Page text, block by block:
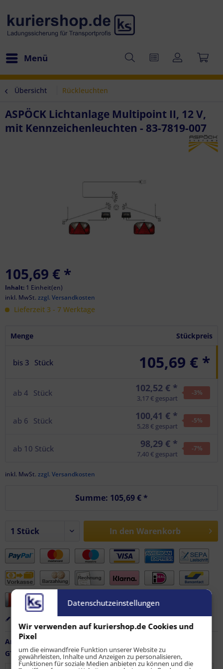
Menü
Übersicht Rückleuchten
ASPÖCK Lichtanlage Multipoint II, 12 V,
mit Kennzeichenleuchten - 83-7819-007
105,69 € *
Inhalt: 1 Einheit(en)
inkl. MwSt. zzgl. Versandkosten
Lieferzeit 3 - 7 Werktage
Menge Stückpreis
bis 3 Stück 105,69 € *
ab 4 Stück 102,52 € *
3,17 € gespart
-3%
ab 6 Stück 100,41 € *
5,28 € gespart
-5%
ab 10 Stück 98,29 € *
7,40 € gespart
-7%
inkl. MwSt. zzgl. Versandkosten
Summe: 105,69 €*
In den Warenkorb
Bewerten Empfehlen
Artikel-Nr.:
GTIN / EAN:
9010486021186
Datenschutzeinstellungen
Wir verwenden auf kuriershop.de Cookies und
Pixel
um die einwandfreie Funktion unserer Website zu
gewährleisten, Inhalte und Anzeigen zu personalisieren,
Funktionen für soziale Medien anbieten zu können und die